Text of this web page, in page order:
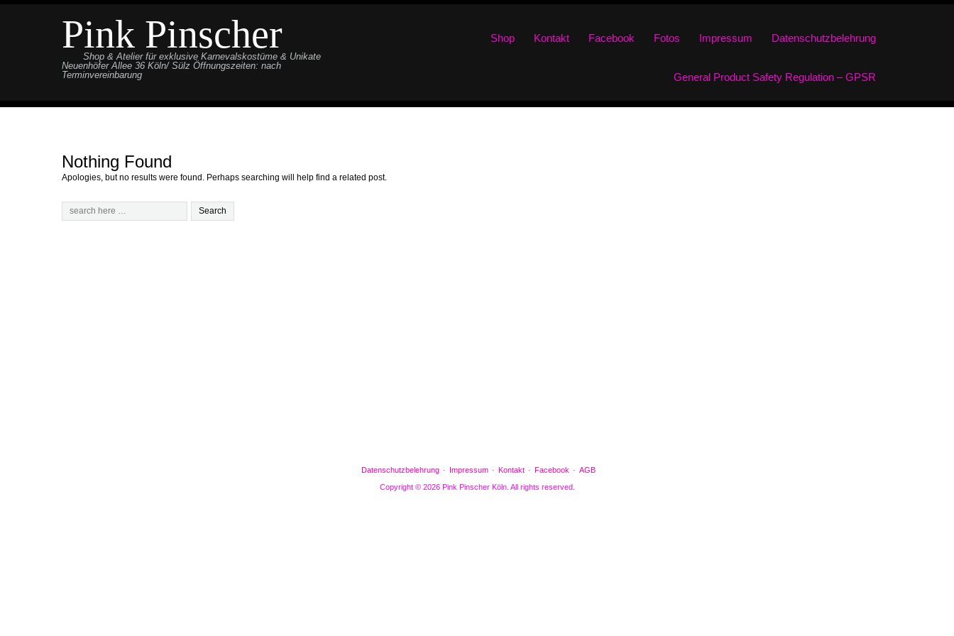
Pink Pinscher
Shop & Atelier für exklusive Karnevalskostüme & Unikate
Neuenhöfer Allee 36 Köln/ Sülz Öffnungszeiten: nach
Terminvereinbarung
Shop Kontakt Facebook Fotos Impressum Datenschutzbelehrung
General Product Safety Regulation – GPSR
Nothing Found
Apologies, but no results were found. Perhaps searching will help find a related post.
Datenschutzbelehrung Impressum Kontakt Facebook
AGB
Copyright © 2026 Pink Pinscher Köln. All rights reserved.